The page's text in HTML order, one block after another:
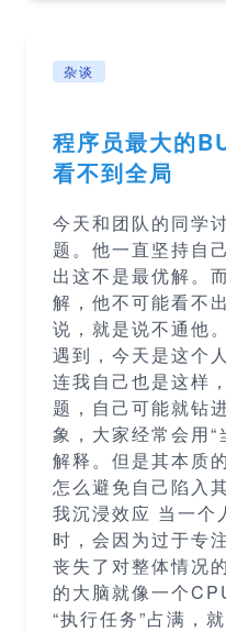
杂谈
程序员最大的
看不到全局
今天和团队的同学
题。他一直坚持自
出这不是最优解。
解，他不可能看不
说，就是说不通他
遇到，今天是这个
连我自己也是这样
题，自己可能就钻
象，大家经常会用“
解释。但是其本质
怎么避免自己陷入
我沉浸效应 当一个
时，会因为过于专
丧失了对整体情况
的大脑就像一个
“执行任务”占满，就